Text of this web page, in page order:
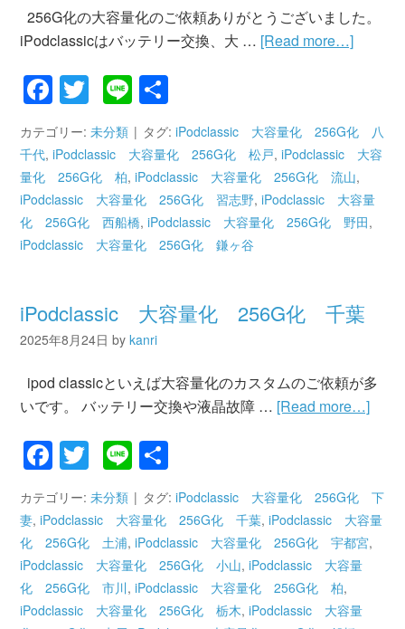
256G化の大容量化のご依頼ありがとうございました。
iPodclassicはバッテリー交換、大 … [Read more…]
Facebook
Twitter
Line
有
カテゴリー:未分類 タグ:iPodclassic 大容量化 256G化 八
千代,iPodclassic 大容量化 256G化 松戸,iPodclassic 大容
量化 256G化 柏,iPodclassic 大容量化 256G化 流山,
iPodclassic 大容量化 256G化 習志野,iPodclassic 大容量
化 256G化 西船橋,iPodclassic 大容量化 256G化 野田,
iPodclassic 大容量化 256G化 鎌ヶ谷
iPodclassic 大容量化 256G化 千葉
2025年8月24日 bykanri
ipod classicといえば大容量化のカスタムのご依頼が多
いです。 バッテリー交換や液晶故障 … [Read more…]
Facebook
Twitter
Line
有
カテゴリー:未分類 タグ:iPodclassic 大容量化 256G化 下
妻,iPodclassic 大容量化 256G化 千葉,iPodclassic 大容量
化 256G化 土浦,iPodclassic 大容量化 256G化 宇都宮,
iPodclassic 大容量化 256G化 小山,iPodclassic 大容量
化 256G化 市川,iPodclassic 大容量化 256G化 柏,
iPodclassic 大容量化 256G化 栃木,iPodclassic 大容量